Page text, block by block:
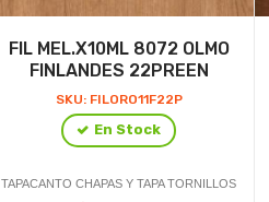
FIL MEL.X10ML 8072 OLMO
FINLANDES 22PREEN
SKU: FILORO11F22P
En Stock
TAPACANTO CHAPAS Y TAPA TORNILLOS